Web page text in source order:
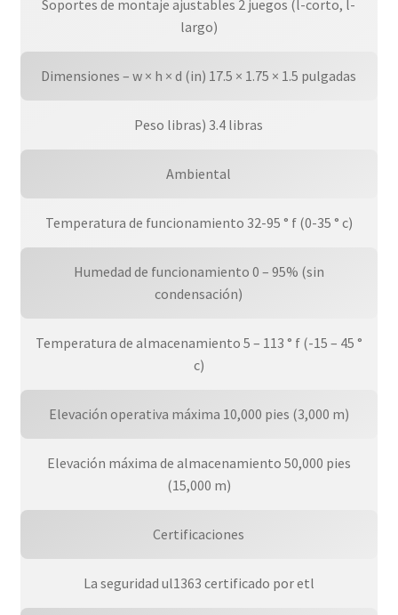
Soportes de montaje ajustables 2 juegos (l-corto, l-
largo)
Dimensiones – w × h × d (in) 17.5 × 1.75 × 1.5 pulgadas
Peso libras) 3.4 libras
Ambiental
Temperatura de funcionamiento 32-95 ° f (0-35 ° c)
Humedad de funcionamiento 0 – 95% (sin
condensación)
Temperatura de almacenamiento 5 – 113 ° f (-15 – 45 °
c)
Elevación operativa máxima 10,000 pies (3,000 m)
Elevación máxima de almacenamiento 50,000 pies
(15,000 m)
Certificaciones
La seguridad ul1363 certificado por etl